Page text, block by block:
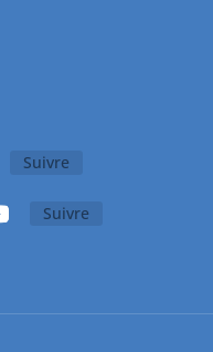
Suivre
Suivre